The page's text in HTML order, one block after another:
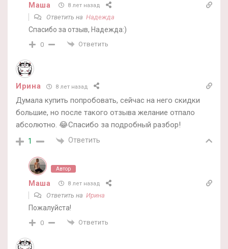
Маша 8 лет назад
Ответить на Надежда
Спасибо за отзыв, Надежда:)
0 Ответить
Ирина 8 лет назад
Думала купить попробовать, сейчас на него скидки
большие, но после такого отзыва желание отпало
абсолютно. 😂Спасибо за подробный разбор!
1 Ответить
Автор
Маша 8 лет назад
Ответить на Ирина
Пожалуйста!
0 Ответить